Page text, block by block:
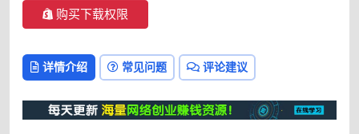
购买下载权限
详情介绍 常见问题 评论建议